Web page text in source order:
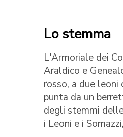
Lo stemma
L'Armoriale dei
Araldico e
rosso, a due
punta da un
degli stemmi
i Leoni e i